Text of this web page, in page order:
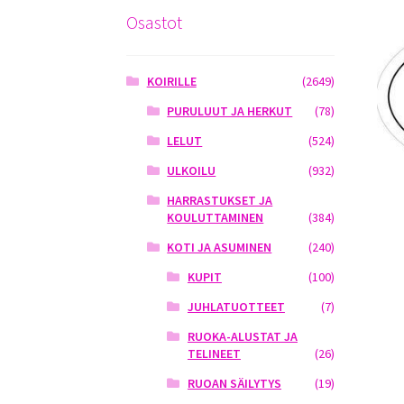
Osastot
KOIRILLE
(2649)
PURULUUT JA HERKUT
(78)
LELUT
(524)
ULKOILU
(932)
HARRASTUKSET JA
KOULUTTAMINEN
(384)
KOTI JA ASUMINEN
(240)
KUPIT
(100)
JUHLATUOTTEET
(7)
RUOKA-ALUSTAT JA
TELINEET
(26)
RUOAN SÄILYTYS
(19)